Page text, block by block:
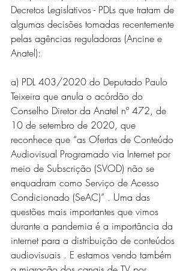
Decretos Legislativos - PDLs que tratam de
algumas decisões tomadas recentemente
pelas agências reguladoras (Ancine e
Anatel):
a) PDL 403/2020 do Deputado Paulo
Teixeira que anula o acórdão do
Conselho Diretor da Anatel nº 472, de
10 de setembro de 2020, que
reconhece que “as Ofertas de Conteúdo
Audiovisual Programado via Internet por
meio de Subscrição (SVOD) não se
enquadram como Serviço de Acesso
Condicionado (SeAC)” . Uma das
questões mais importantes que vimos
durante a pandemia é a importância da
internet para a distribuição de conteúdos
audiovisuais . E estamos vendo também